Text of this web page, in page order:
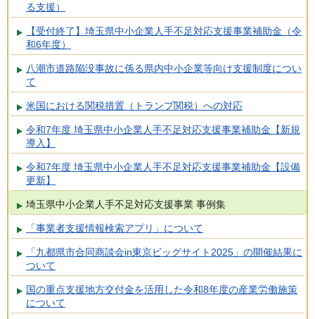
る支援）
【受付終了】埼玉県中小企業人手不足対応支援事業補助金（令
和6年度）
八潮市道路陥没事故に係る県内中小企業等向け支援制度につい
て
米国における関税措置（トランプ関税）への対応
令和7年度 埼玉県中小企業人手不足対応支援事業補助金【新規
導入】
令和7年度 埼玉県中小企業人手不足対応支援事業補助金【設備
更新】
埼玉県中小企業人手不足対応支援事業 事例集
「事業者支援情報検索アプリ」について
「九都県市合同商談会in東京ビッグサイト2025」の開催結果に
ついて
国の重点支援地方交付金を活用した令和8年度の産業労働施策
について